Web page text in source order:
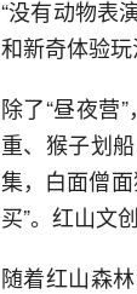
“没有动物表
和新奇体验玩
除了“昼夜营
重、猴子划
集，白面僧
买”。红山文
随着红山森